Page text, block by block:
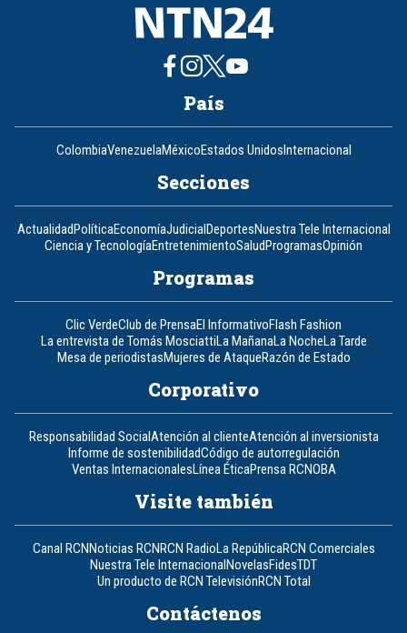
País
ColombiaVenezuelaMéxicoEstados UnidosInternacional
Secciones
ActualidadPolíticaEconomíaJudicialDeportesNuestra Tele Internacional
Ciencia y TecnologíaEntretenimientoSaludProgramasOpinión
Programas
Clic VerdeClub de PrensaEl InformativoFlash Fashion
La entrevista de Tomás MosciattiLa MañanaLa NocheLa Tarde
Mesa de periodistasMujeres de AtaqueRazón de Estado
Corporativo
Responsabilidad SocialAtención al clienteAtención al inversionista
Informe de sostenibilidadCódigo de autorregulación
Ventas InternacionalesLínea ÉticaPrensa RCNOBA
Visite también
Canal RCNNoticias RCNRCN RadioLa RepúblicaRCN Comerciales
Nuestra Tele InternacionalNovelasFidesTDT
Un producto de RCN TelevisiónRCN Total
Contáctenos